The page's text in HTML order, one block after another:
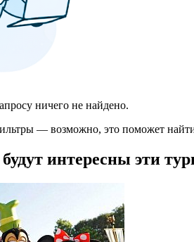
ничего не найдено.
— возможно, это поможет
интересны эти